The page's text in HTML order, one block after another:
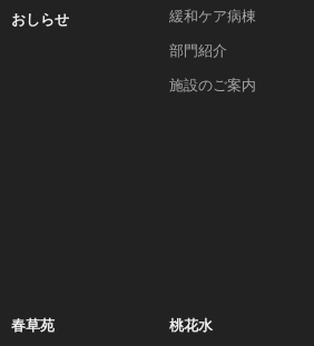
おしらせ 緩和ケア病棟
部門紹介
施設のご案内
春草苑 桃花水